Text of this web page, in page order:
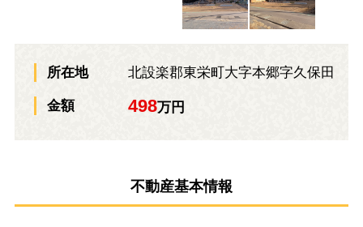
所在地 北設楽郡東栄町大字本郷字久保田
金額 498万円
不動産基本情報